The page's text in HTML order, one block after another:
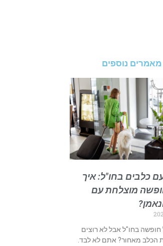
מאמרים נוספים
כלבים בחו"ל: איך
מוצלחת עם
חופשה בחו"ל אבל לא רוצים
הכלב מאחור? אתם לא לבד.